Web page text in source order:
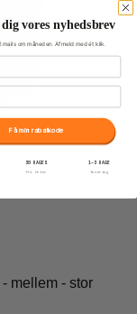
mellem - stor
vores nyhedsbrev
mails om måneden. Afmeld med ét klik.
Få min rabatkode
30 DAGES
fri retur
1–3 DAGE
levering